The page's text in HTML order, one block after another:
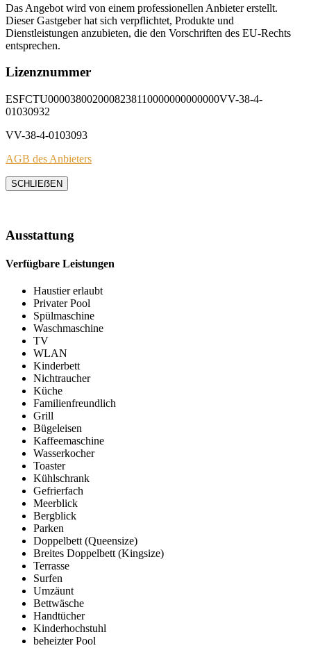
Das Angebot wird von einem professionellen Anbieter erstellt.
Dieser Gastgeber hat sich verpflichtet, Produkte und
Dienstleistungen anzubieten, die den Vorschriften des EU-Rechts
entsprechen.
Lizenznummer
ESFCTU0000380020008238110000000000000VV-38-4-
01030932
VV-38-4-0103093
AGB des Anbieters
SCHLIEẞEN
Ausstattung
Verfügbare Leistungen
Haustier erlaubt
Privater Pool
Spülmaschine
Waschmaschine
TV
WLAN
Kinderbett
Nichtraucher
Küche
Familienfreundlich
Grill
Bügeleisen
Kaffeemaschine
Wasserkocher
Toaster
Kühlschrank
Gefrierfach
Meerblick
Bergblick
Parken
Doppelbett (Queensize)
Breites Doppelbett (Kingsize)
Terrasse
Surfen
Umzäunt
Bettwäsche
Handtücher
Kinderhochstuhl
beheizter Pool